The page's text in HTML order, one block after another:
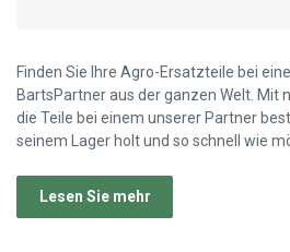
Finden Sie Ihre Agro-Ersatzteile bei
BartsPartner aus der ganzen Welt. Mit
die Teile bei einem unserer Partner
seinem Lager holt und so schnell wie
Lesen Sie mehr